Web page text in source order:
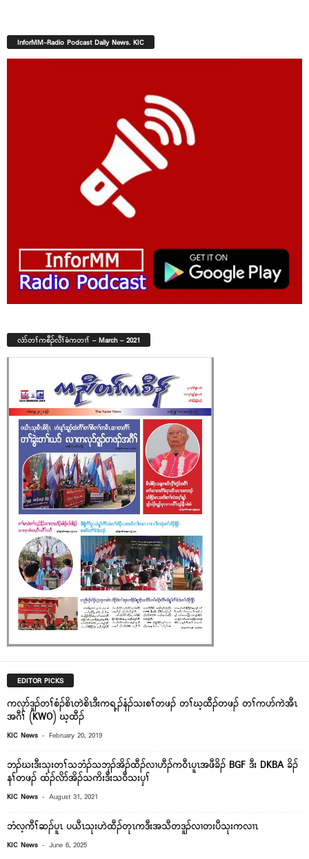
InforMM-Radio Podcast Daily News. KIC
လံာ်တၢ်ကစီၣ်လီၢ်ခံကတၢၢ် – March – 2021
EDITOR PICKS
ကလုာ်ဒူၣ်တၢ်စံၣ်စိၤတဲစိၤဒီးကရ့ၣ်နံၣ်သးစၢ်တဖၣ် တၢ်ဃ့ထီၣ်တဖၣ် တၢ်ကပာ်ကဲအီၤ
အဂီၢ် (KWO) ဃ့ထီၣ်
KIC News - February 20, 2019
ဘၣ်ဃးဒီးသုးတၢ်သဘံၣ်သဘုၣ်အိၣ်ထီၣ်လၢဟီၣ်က၀ီၤပူၤအဖီခိၣ် BGF ဒီး DKBA ခိၣ်
နၢ်တဖၣ် ထံၣ်လိာ်အိၣ်သကိးဒီးသ၀ီသးၦၢ်
KIC News - August 31, 2021
ဘံလ့ကီၢ်ဆၣ်ပူၤ ပယီၤသုးဟဲထီၣ်တုၤကဒီးအသီတဒူၣ်လၢတးပီသုးကလၢၤ
KIC News - June 6, 2025